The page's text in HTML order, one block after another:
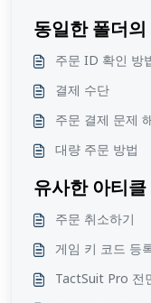
동일한 폴더
주문 ID 확인 방
결제 수단
주문 결제 문제
대량 주문 방법
유사한 아티클
주문 취소하기
게임 키 코드 등
TactSuit Pro 전